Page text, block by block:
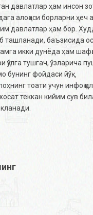
давлатлар ҳам инсон
алоқаси борларни ҳеч
давлатлар ҳам бор.
баъзисида
икки дунёда ҳам
қўлга тушгач, ўзларича
бунинг фойдаси йўқ.
тоати учун инфоқ
теккан кийим сув